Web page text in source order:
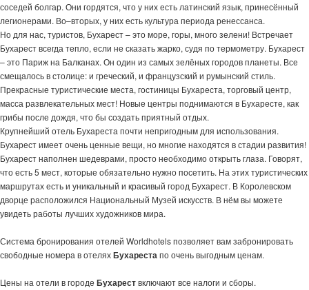
соседей болгар. Они гордятся, что у них есть латинский язык, принесённый
легионерами. Во–вторых, у них есть культура периода ренессанса.
Но для нас, туристов, Бухарест – это море, горы, много зелени! Встречает
Бухарест всегда тепло, если не сказать жарко, судя по термометру. Бухарест
– это Париж на Балканах. Он один из самых зелёных городов планеты. Все
смещалось в столице: и греческий, и французский и румынский стиль.
Прекрасные туристические места, гостиницы Бухареста, торговый центр,
масса развлекательных мест! Новые центры поднимаются в Бухаресте, как
грибы после дождя, что бы создать приятный отдых.
Крупнейший отель Бухареста почти непригодным для использования.
Бухарест имеет очень ценные вещи, но многие находятся в стадии развития!
Бухарест наполнен шедеврами, просто необходимо открыть глаза. Говорят,
что есть 5 мест, которые обязательно нужно посетить. На этих туристических
маршрутах есть и уникальный и красивый город Бухарест. В Королевском
дворце расположился Национальный Музей искусств. В нём вы можете
увидеть работы лучших художников мира.
Система бронирования отелей Worldhotels позволяет вам забронировать
свободные номера в отеляхБухарестапо очень выгодным ценам.
Цены на отели в городе Бухарествключают все налоги и сборы.